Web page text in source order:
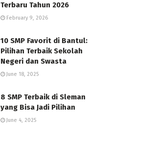
Terbaru Tahun 2026
February 9, 2026
10 SMP Favorit di Bantul:
Pilihan Terbaik Sekolah
Negeri dan Swasta
June 18, 2025
8 SMP Terbaik di Sleman
yang Bisa Jadi Pilihan
June 4, 2025